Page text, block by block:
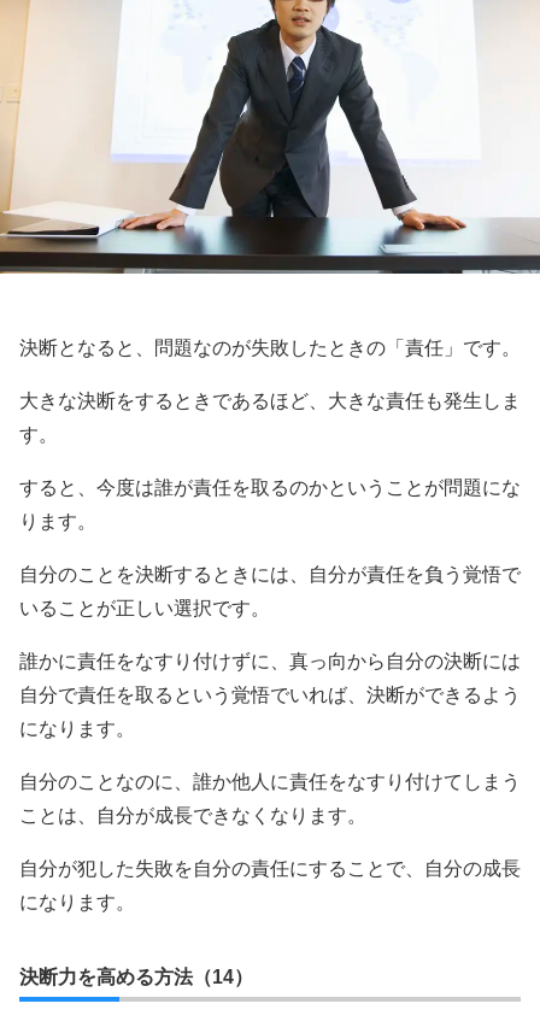
決断となると、問題なのが失敗したときの「責任」です。
大きな決断をするときであるほど、大きな責任も発生しま
す。
すると、今度は誰が責任を取るのかということが問題にな
ります。
自分のことを決断するときには、自分が責任を負う覚悟で
いることが正しい選択です。
誰かに責任をなすり付けずに、真っ向から自分の決断には
自分で責任を取るという覚悟でいれば、決断ができるよう
になります。
自分のことなのに、誰か他人に責任をなすり付けてしまう
ことは、自分が成長できなくなります。
自分が犯した失敗を自分の責任にすることで、自分の成長
になります。
決断力を高める方法（14）